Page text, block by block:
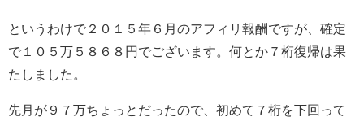
というわけで２０１５年６月のアフィリ報酬ですが、確定
で１０５万５８６８円でございます。何とか７桁復帰は果
たしました。
先月が９７万ちょっとだったので、初めて７桁を下回って